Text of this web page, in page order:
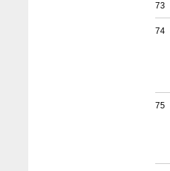
73
74
75